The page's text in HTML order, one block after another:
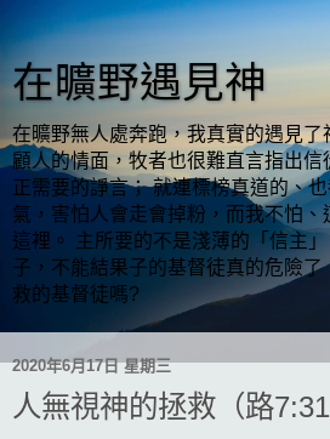
在曠野遇見神
在曠野無人處奔跑，我真實的遇見
顧人的情面，牧者也很難直言指出
正需要的諍言； 就連標榜真道的、
氣，害怕人會走會掉粉，而我不怕、
這裡。 主所要的不是淺薄的「信主
子，不能結果子的基督徒真的危險了
救的基督徒嗎?
2020年6月17日 星期三
人無視神的拯救（路7:31